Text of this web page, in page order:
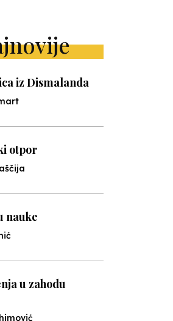
iz Dismalanda
otpor
nauke
u zahodu